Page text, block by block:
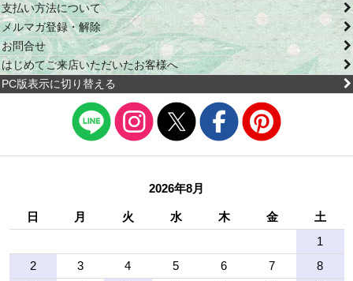
支払い方法について
メルマガ登録・解除
お問合せ
はじめてご来店いただいたお客様へ
PC版表示に切り替える
2026年8月
日 月 火 水 木 金
土
1
2
3 4 5 6 7
8